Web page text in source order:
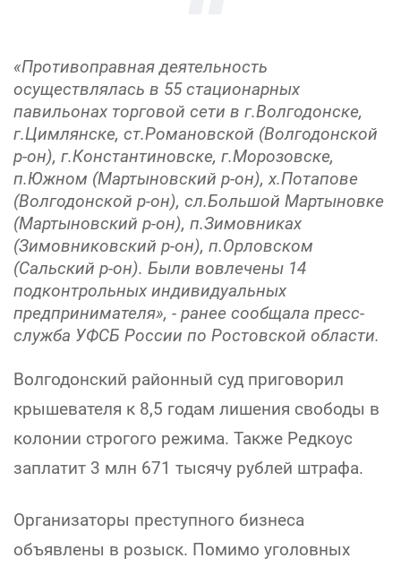
«Противоправная деятельность
осуществлялась в 55 стационарных
павильонах торговой сети в г.Волгодонске,
г.Цимлянске, ст.Романовской (Волгодонской
р-он), г.Константиновске, г.Морозовске,
п.Южном (Мартыновский р-он), х.Потапове
(Волгодонской р-он), сл.Большой Мартыновке
(Мартыновский р-он), п.Зимовниках
(Зимовниковский р-он), п.Орловском
(Сальский р-он). Были вовлечены 14
подконтрольных индивидуальных
предпринимателя», - ранее сообщала пресс-
служба УФСБ России по Ростовской области.
Волгодонский районный суд приговорил
крышевателя к 8,5 годам лишения свободы в
колонии строгого режима. Также Редкоус
заплатит 3 млн 671 тысячу рублей штрафа.
Организаторы преступного бизнеса
объявлены в розыск. Помимо уголовных